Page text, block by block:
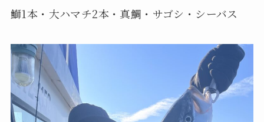
鰤1本・大ハマチ2本・真鯛・サゴシ・シーバス